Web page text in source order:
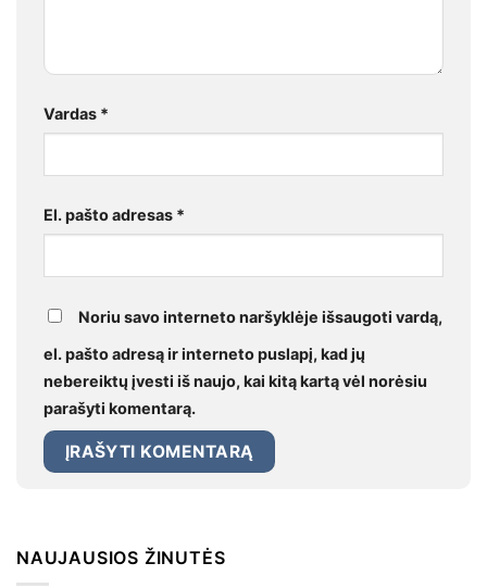
Vardas *
El. pašto adresas *
Noriu savo interneto naršyklėje išsaugoti vardą,
el. pašto adresą ir interneto puslapį, kad jų
nebereiktų įvesti iš naujo, kai kitą kartą vėl norėsiu
parašyti komentarą.
NAUJAUSIOS ŽINUTĖS